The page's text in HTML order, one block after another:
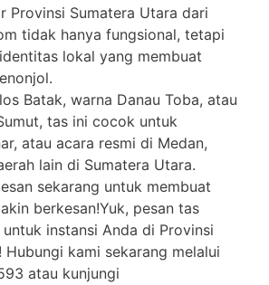
Provinsi Sumatera Utara dari
tidak hanya fungsional, tetapi
lokal yang membuat
Batak, warna Danau Toba, atau
tas ini cocok untuk
atau acara resmi di Medan,
lain di Sumatera Utara.
sekarang untuk membuat
berkesan!Yuk, pesan tas
instansi Anda di Provinsi
Hubungi kami sekarang melalui
atau kunjungi